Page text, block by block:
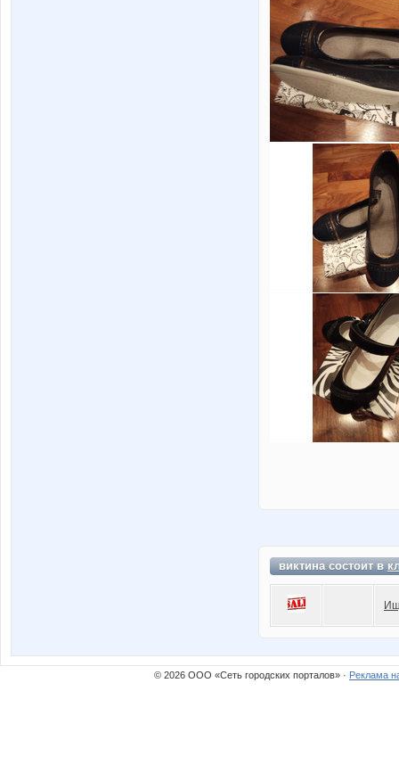
виктина состоит в
© 2026 ООО «Сеть городских порталов» · Реклама